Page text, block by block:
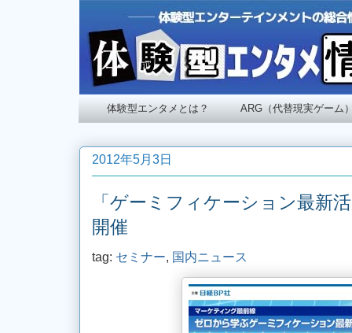
体験型エンタメとは？ ARG（代替現実ゲーム
2012年5月3日
「ゲーミフィケーション最新
開催
tag: セミナー, 国内ニュース